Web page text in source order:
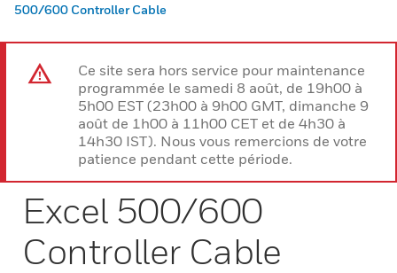
500/600 Controller Cable
Ce site sera hors service pour maintenance
programmée le samedi 8 août, de 19h00 à
5h00 EST (23h00 à 9h00 GMT, dimanche 9
août de 1h00 à 11h00 CET et de 4h30 à
14h30 IST). Nous vous remercions de votre
patience pendant cette période.
Excel 500/600
Controller Cable